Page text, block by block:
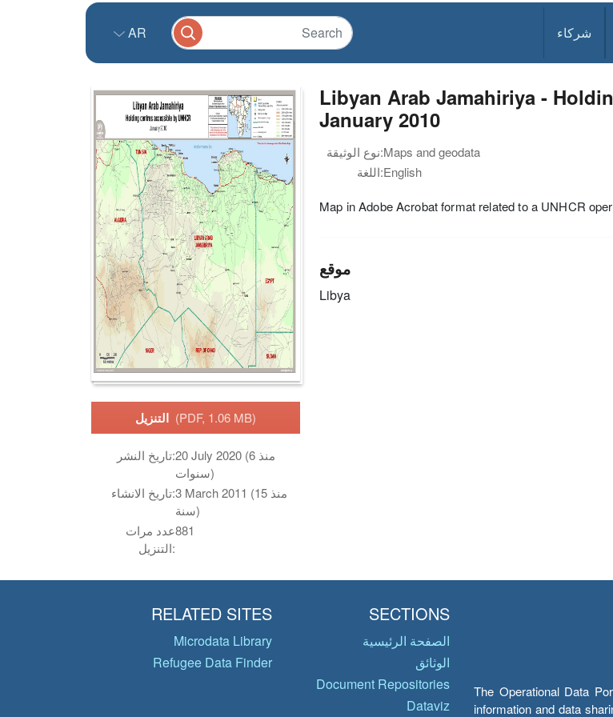
شركاء AR
(PDF, 1.06 MB)
تاريخ النشر:20 July 2020 (منذ 6
سنوات)
تاريخ الانشاء:3 March 2011 (منذ 15
سنة)
عدد مرات
التنزيل:
881
Libyan Arab Jamahiriya -
January 2010
نوع الوثيقة:Maps and geodata
اللغة:English
Map in Adobe Acrobat format related to a UNHCR
موقع
Libya
The Operational Data
information and data
SECTIONS
الصفحة الرئيسية
الوثائق
Document Repositories
Dataviz
RELATED SITES
Microdata Library
Refugee Data Finder